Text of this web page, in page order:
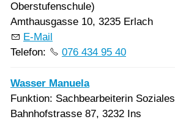
Oberstufenschule)
Amthausgasse 10, 3235 Erlach
E-Mail
Telefon:
076 434 95 40
Wasser Manuela
Funktion: Sachbearbeiterin Soziales
Bahnhofstrasse 87, 3232 Ins